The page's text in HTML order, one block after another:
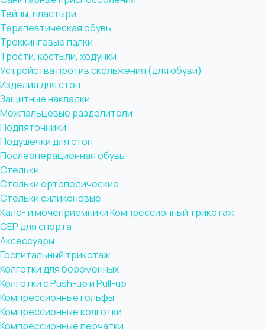
Тейпы, пластыри
Терапевтическая обувь
Треккинговые палки
Трости, костыли, ходунки
Устройства против скольжения (для обуви)
Изделия для стоп
Защитные накладки
Межпальцевые разделители
Подпяточники
Подушечки для стоп
Послеоперационная обувь
Стельки
Стельки ортопедические
Стельки силиконовые
Кало- и мочеприемникиКомпрессионный трикотаж
CEP для спорта
Аксессуары
Госпитальный трикотаж
Колготки для беременных
Колготки с Push-up и Pull-up
Компрессионные гольфы
Компрессионные колготки
Компрессионные перчатки